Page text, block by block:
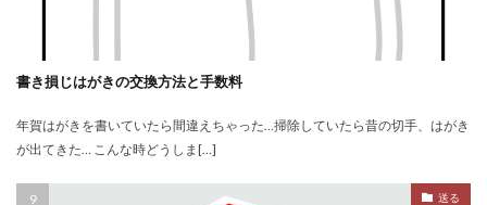
書き損じはがきの交換方法と手数料
年賀はがきを書いていたら間違えちゃった…掃除していたら昔の切手、はがき
が出てきた… こんな時どうしま[…]
送る